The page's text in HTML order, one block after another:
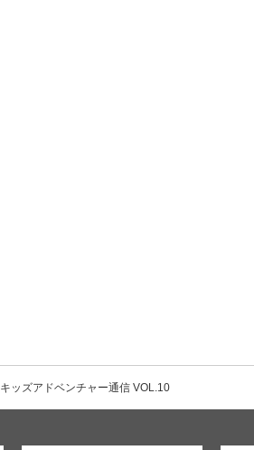
キッズアドベンチャー通信 VOL.10